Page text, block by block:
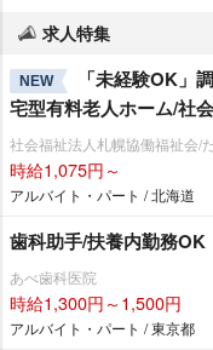
求人特集
NEW
「未経験OK」
宅型有料老人ホーム/社
社会福祉法人札幌協働福祉会/
時給1,075円～
アルバイト・パート / 北海道
歯科助手/扶養内勤務OK
あべ歯科医院
時給1,300円～1,500円
アルバイト・パート / 東京都